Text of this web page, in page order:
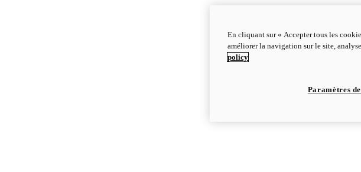
En cliquant sur « Accepter tous les
améliorer la navigation sur le site,
policy
Paramètres